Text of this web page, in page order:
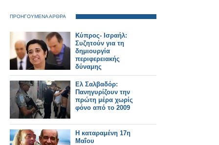
ΠΡΟΗΓΟΥΜΕΝΑ ΑΡΘΡΑ
Κύπρος- Ισραήλ:
Συζητούν για τη
δημιουργία
περιφερειακής
δύναμης
Ελ Σαλβαδόρ:
Πανηγυρίζουν την
πρώτη μέρα χωρίς
φόνο από το 2009
Η καταραμένη 17η
Μαΐου